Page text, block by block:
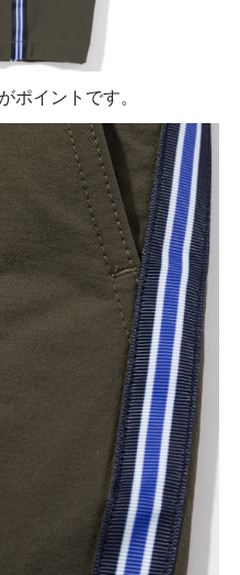
ポイントです。